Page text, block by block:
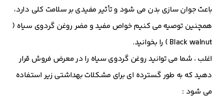
باعث جوان سازی بدن می شود و تأثیر مفیدی بر سلامت کلی دارد،
همچنین توصیه می کنیم خواص مفید و مضر روغن گردوی سیاه (
Black walnut ) را بخوانید.
اغلب ، شما می توانید روغن گردوی سیاه را در معرض فروش قرار
دهید که به طور گسترده ای برای مشکلات بهداشتی زیر استفاده
می شود :